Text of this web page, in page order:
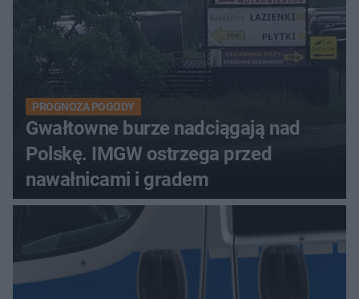
PROGNOZA POGODY
Gwałtowne burze nadciągają nad
Polskę. IMGW ostrzega przed
nawałnicami i gradem